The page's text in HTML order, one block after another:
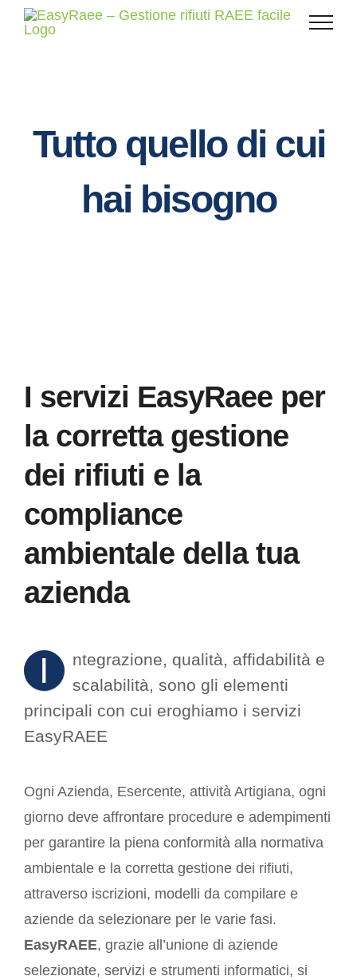
Skip
Tutto quello di cui
hai bisogno
I servizi EasyRaee per
la corretta gestione
dei rifiuti e la
compliance
ambientale della tua
azienda
I
ntegrazione, qualità, affidabilità e
scalabilità, sono gli elementi
principali con cui eroghiamo i servizi
EasyRAEE
Ogni Azienda, Esercente, attività Artigiana, ogni
giorno deve affrontare procedure e adempimenti
per garantire la piena conformità alla normativa
ambientale e la corretta gestione dei rifiuti,
attraverso iscrizioni, modelli da compilare e
aziende da selezionare per le varie fasi.
EasyRAEE, grazie all’unione di aziende
selezionate, servizi e strumenti informatici, si